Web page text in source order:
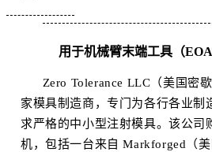
用于机械臂末端工具（
Zero Tolerance LLC（美国密歇
家模具制造商，专门为各行各业制
求严格的中小型注射模具。该公司
机，包括一台来自 Markforged（